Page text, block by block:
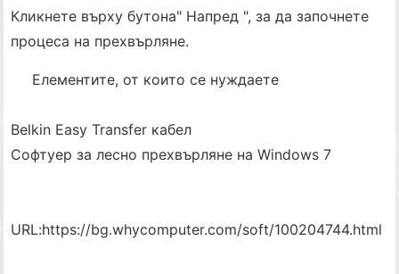
Кликнете върху бутона" Напред ", за да започнете
процеса на прехвърляне.
Елементите, от които се нуждаете
Belkin Easy Transfer кабел
Софтуер за лесно прехвърляне на Windows 7
URL:https://bg.whycomputer.com/soft/100204744.html